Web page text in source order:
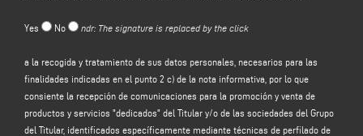
informativo de la empresa), y para obtener una cotización, etc.; la base legal
artículo 6, apartado 1, letra f), del GDPR para ser identificado en la expectativa
razonable de que usted esperaría que sus datos personales fueran
procesados por el Controlador para responder a su solicitud de contacto;
enviarle comunicaciones promocionales sobre los servicios y productos
del Responsable y/o las empresas del Grupo
del Responsable y/o eventos
Yes No ndr: The signature is replaced by the click
a la recogida y tratamiento de sus datos personales, necesarios para las
finalidades indicadas en el punto 2 c) de la nota informativa, por lo que
consiente la recepción de comunicaciones para la promoción y venta de
productos y servicios "dedicados" del Titular y/o de las sociedades del Grupo
del Titular, identificados específicamente mediante técnicas de perfilado de